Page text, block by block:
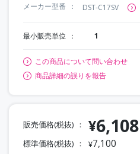
メーカー型番
DST-C17SV
最小販売単位 1
この商品について問い合わせ
商品詳細の誤りを報告
販売価格(税抜) ¥6,108
標準価格(税抜) ¥7,100